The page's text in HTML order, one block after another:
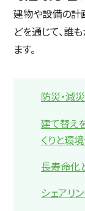
建物や設備の計
どを通じて、誰
ます。
防災・減災
建て替え
くりと環
長寿命化
シェアリ